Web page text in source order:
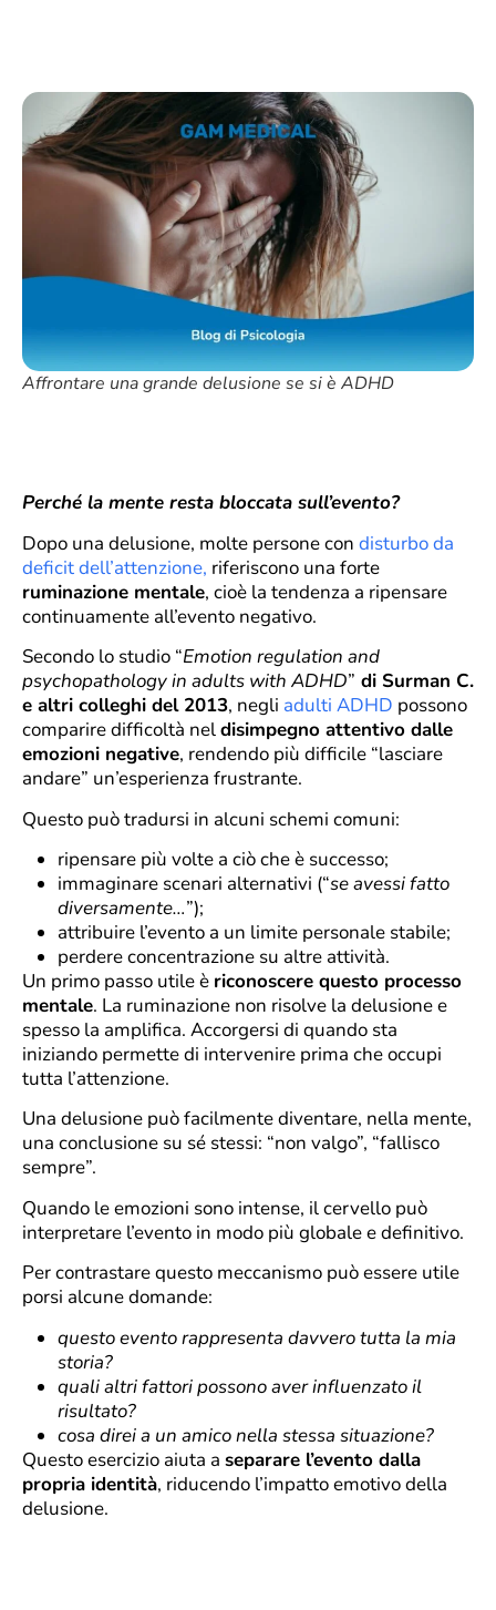
Affrontare una grande delusione se si è ADHD
Perché la mente resta bloccata sull’evento?
Dopo una delusione, molte persone con disturbo da
deficit dell’attenzione, riferiscono una forte
ruminazione mentale, cioè la tendenza a ripensare
continuamente all’evento negativo.
Secondo lo studio “Emotion regulation and
psychopathology in adults with ADHD” di Surman C.
e altri colleghi del 2013, negli adulti ADHD possono
comparire difficoltà neldisimpegno attentivo dalle
emozioni negative, rendendo più difficile “lasciare
andare” un’esperienza frustrante.
Questo può tradursi in alcuni schemi comuni:
ripensare più volte a ciò che è successo;
immaginare scenari alternativi (“se avessi fatto
diversamente…”);
attribuire l’evento a un limite personale stabile;
perdere concentrazione su altre attività.
Un primo passo utile è riconoscere questo processo
mentale. La ruminazione non risolve la delusione e
spesso la amplifica. Accorgersi di quando sta
iniziando permette di intervenire prima che occupi
tutta l’attenzione.
Una delusione può facilmente diventare, nella mente,
una conclusione su sé stessi: “non valgo”, “fallisco
sempre”.
Quando le emozioni sono intense, il cervello può
interpretare l’evento in modo più globale e definitivo.
Per contrastare questo meccanismo può essere utile
porsi alcune domande:
questo evento rappresenta davvero tutta la mia
storia?
quali altri fattori possono aver influenzato il
risultato?
cosa direi a un amico nella stessa situazione?
Questo esercizio aiuta a separare l’evento dalla
propria identità, riducendo l’impatto emotivo della
delusione.